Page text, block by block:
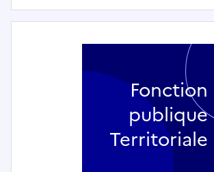
Fonction
publique
Territoriale